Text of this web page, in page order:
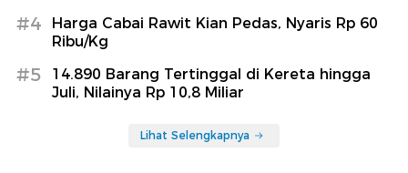
#4
Harga Cabai Rawit Kian Pedas, Nyaris Rp 60
Ribu/Kg
#5
14.890 Barang Tertinggal di Kereta hingga
Juli, Nilainya Rp 10,8 Miliar
Lihat Selengkapnya